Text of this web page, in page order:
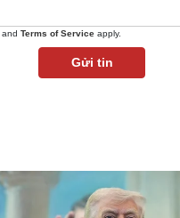
and Terms of Service apply.
Gửi tin